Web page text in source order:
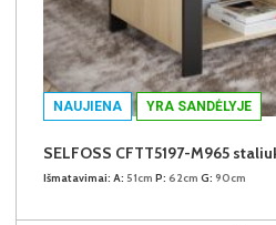
NAUJIENA YRA SANDĖLYJE
SELFOSS CFTT5197-M965
Išmatavimai: A: 51cm P: 62cm G: 90cm